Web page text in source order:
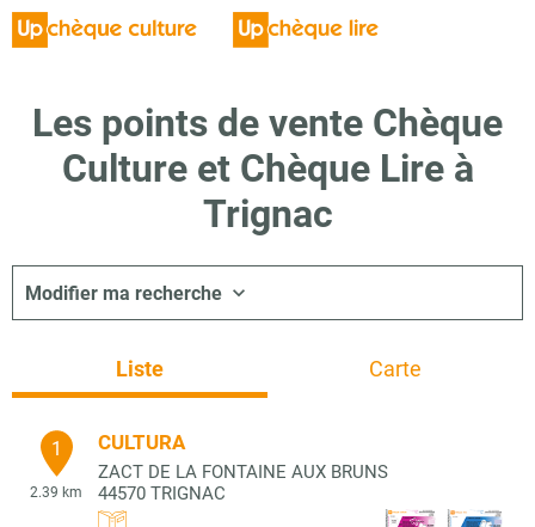
Les points de vente Chèque
Culture et Chèque Lire à
Trignac
Modifier ma recherche
Liste Carte
1
2.39 km
CULTURA
ZACT DE LA FONTAINE AUX BRUNS
44570 TRIGNAC